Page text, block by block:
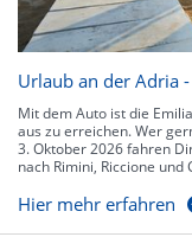
Urlaub an der Adria
Mit dem Auto ist die
aus zu erreichen. Wer
3. Oktober 2026 fahren
nach Rimini, Riccione
Hier mehr erfahren